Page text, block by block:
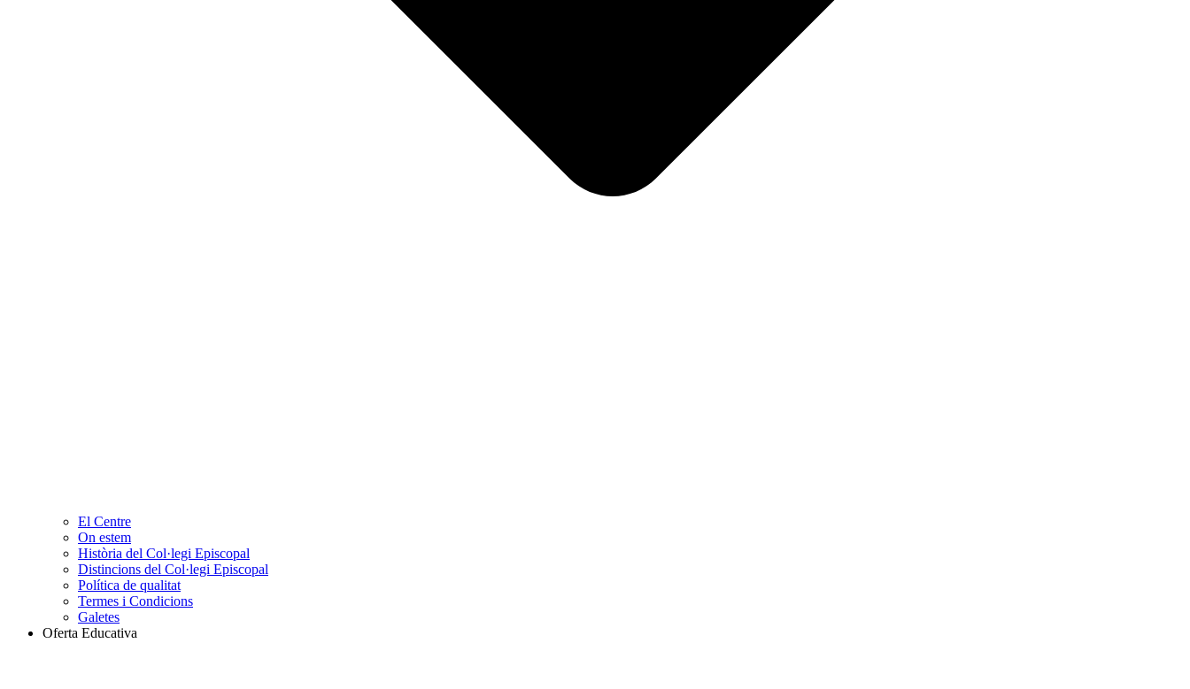
El Centre
On estem
Història del Col·legi Episcopal
Distincions del Col·legi Episcopal
Política de qualitat
Termes i Condicions
Galetes
Oferta Educativa